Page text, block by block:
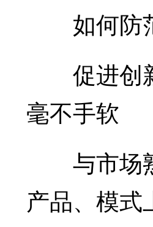
如何防
促进创新
毫不手软
与市场熟
产品、模